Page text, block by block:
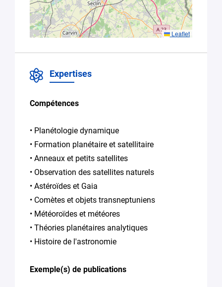
En soumettant
vous
traitement de
à la
de Plug in labs
Hauts De
Leaflet
Expertises
Compétences
• Planétologie dynamique
• Formation planétaire et satellitaire
• Anneaux et petits satellites
• Observation des satellites naturels
• Astéroïdes et Gaia
• Comètes et objets transneptuniens
• Météoroïdes et météores
• Théories planétaires analytiques
• Histoire de l'astronomie
Exemple(s) de publications